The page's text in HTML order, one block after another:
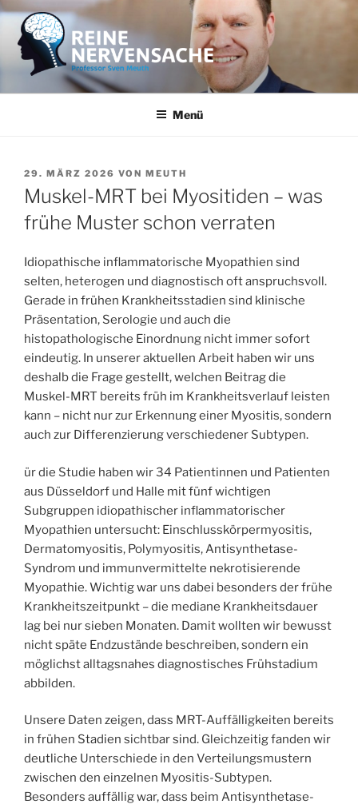
Zum
Inhalt
springen
REINE NERVENSACHE
Professor Sven Meuth
Menü
VERÖFFENTLICHT
AM
29. MÄRZ 2026 VON MEUTH
Muskel-MRT bei Myositiden – was
frühe Muster schon verraten
Idiopathische inflammatorische Myopathien sind
selten, heterogen und diagnostisch oft anspruchsvoll.
Gerade in frühen Krankheitsstadien sind klinische
Präsentation, Serologie und auch die
histopathologische Einordnung nicht immer sofort
eindeutig. In unserer aktuellen Arbeit haben wir uns
deshalb die Frage gestellt, welchen Beitrag die
Muskel-MRT bereits früh im Krankheitsverlauf leisten
kann – nicht nur zur Erkennung einer Myositis, sondern
auch zur Differenzierung verschiedener Subtypen.
ür die Studie haben wir 34 Patientinnen und Patienten
aus Düsseldorf und Halle mit fünf wichtigen
Subgruppen idiopathischer inflammatorischer
Myopathien untersucht: Einschlusskörpermyositis,
Dermatomyositis, Polymyositis, Antisynthetase-
Syndrom und immunvermittelte nekrotisierende
Myopathie. Wichtig war uns dabei besonders der frühe
Krankheitszeitpunkt – die mediane Krankheitsdauer
lag bei nur sieben Monaten. Damit wollten wir bewusst
nicht späte Endzustände beschreiben, sondern ein
möglichst alltagsnahes diagnostisches Frühstadium
abbilden.
Unsere Daten zeigen, dass MRT-Auffälligkeiten bereits
in frühen Stadien sichtbar sind. Gleichzeitig fanden wir
deutliche Unterschiede in den Verteilungsmustern
zwischen den einzelnen Myositis-Subtypen.
Besonders auffällig war, dass beim Antisynthetase-